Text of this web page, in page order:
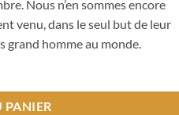
Nous n’en sommes encore
venu, dans le seul but de leur
grand homme au monde.
PANIER